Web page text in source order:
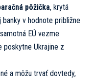
pôžička, krytá
v hodnote približne
EÚ vezme
poskytne Ukrajine z
a môžu trvať dovtedy,